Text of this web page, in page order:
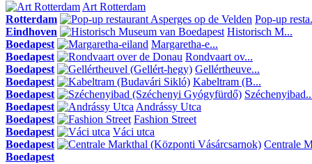
Art Rotterdam
Rotterdam
Pop-up
Eindhoven
Historisch M...
Boedapest
Margaretha-e...
Boedapest
Rondvaart ov...
Boedapest
Gellértheuve...
Boedapest
Kabeltram (B...
Boedapest
Boedapest
Andrássy Utca
Boedapest
Fashion Street
Boedapest
Váci utca
Boedapest
Centrale
Boedapest